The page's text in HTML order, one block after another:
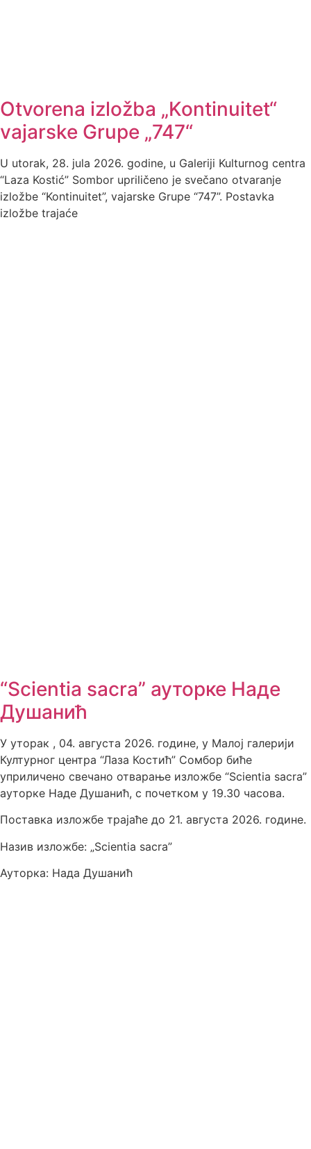
Otvorena izložba „Kontinuitet“
vajarske Grupe „747“
U utorak, 28. jula 2026. godine, u Galeriji Kulturnog centra
“Laza Kostić” Sombor upriličeno je svečano otvaranje
izložbe “Kontinuitet”, vajarske Grupe “747”. Postavka
izložbe trajaće
“Scientia sacra” ауторке Наде
Душанић
У уторак , 04. августа 2026. године, у Малој галерији
Културног центра “Лаза Костић” Сомбор биће
уприличено свечано отварање изложбе “Scientia sacra”
ауторке Наде Душанић, с почетком у 19.30 часова.
Поставка изложбе трајаће до 21. августа 2026. године.
Назив изложбе: „Scientia sacra”
Ауторка: Нада Душанић